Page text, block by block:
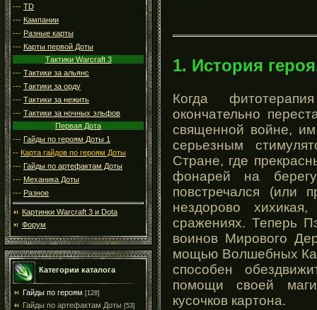
--- TD
--- Кампании
--- Разные карты
--- Карты первой Доты
Тактики Warcraft 3
--- Тактики за альянс
--- Тактики за орду
--- Тактики за нежить
--- Тактики за ночных эльфов
Первая Дота
--- Гайды по героям Доты 1
-- Карта гайдов по героям Доты
--- Гайды по артефактам Доты
--- Механика Доты
--- Разное
Картинки Warcraft 3 и Dota
Форум
Категории каталога
Гайды по героям [128]
Гайды по артефактам Доты [53]
1. История
Когда
окончательно
священной войне,
серьезным
Стране, где
фонарей на
повстречался (или
нездорово
сражениях. Теперь
воинов Мирового
мощью Волшебных
способен
помощи своей
кусочков картона.